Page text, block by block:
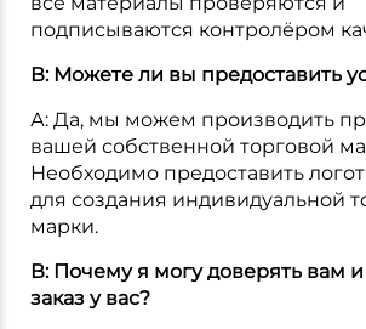
подписываются контролёром
В: Можете ли вы предоставить
А: Да, мы можем производить
вашей собственной торговой
Необходимо предоставить
для создания индивидуальной
марки.
В: Почему я могу доверять вам
заказ у вас?